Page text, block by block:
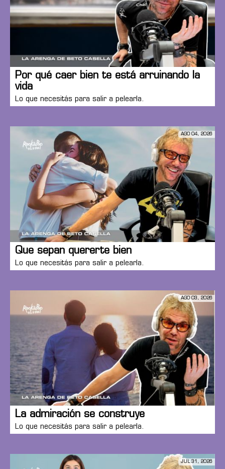
Por qué caer bien te está arruinando la
vida
Lo que necesitás para salir a pelearla.
AGO 04, 2026
Que sepan quererte bien
Lo que necesitás para salir a pelearla.
AGO 03, 2026
La admiración se construye
Lo que necesitás para salir a pelearla.
JUL 31, 2026